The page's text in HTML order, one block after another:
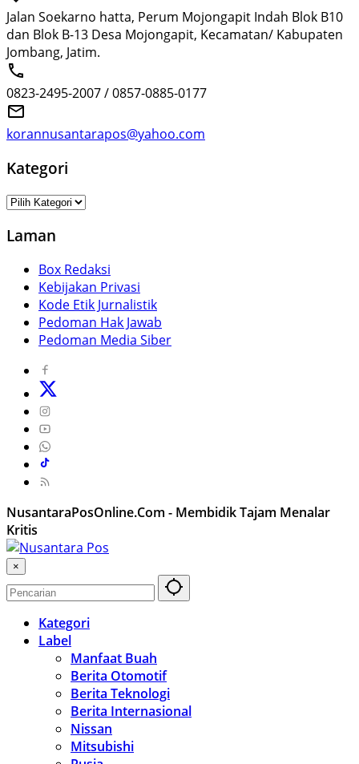
Jalan Soekarno hatta, Perum Mojongapit Indah Blok B10
dan Blok B-13 Desa Mojongapit, Kecamatan/ Kabupaten
Jombang, Jatim.
0823-2495-2007 / 0857-0885-0177
korannusantarapos@yahoo.com
Kategori
Kategori
Laman
Box Redaksi
Kebijakan Privasi
Kode Etik Jurnalistik
Pedoman Hak Jawab
Pedoman Media Siber
NusantaraPosOnline.Com - Membidik Tajam Menalar
Kritis
×
Kategori
Label
Manfaat Buah
Berita Otomotif
Berita Teknologi
Berita Internasional
Nissan
Mitsubishi